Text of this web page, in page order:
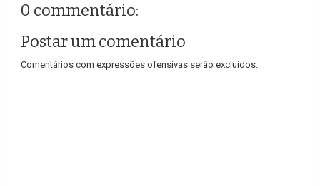
0 commentário:
Postar um comentário
Comentários com expressões ofensivas serão excluídos.